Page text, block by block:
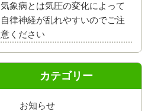
気象病とは気圧の変化によって
自律神経が乱れやすいのでご注
意ください
カテゴリー
お知らせ